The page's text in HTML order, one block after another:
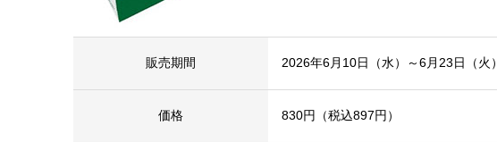
販売期間 2026年6月10日（水）～6月23日（火）
価格 830円（税込897円）